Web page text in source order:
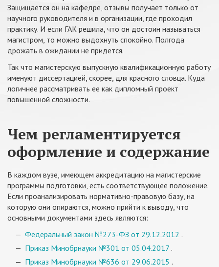
Защищается он на кафедре, отзывы получает только от
научного руководителя и в организации, где проходил
практику. И если ГАК решила, что он достоин называться
магистром, то можно выдохнуть спокойно. Полгода
дрожать в ожидании не придется.
Так что магистерскую выпускную квалификационную работу
именуют диссертацией, скорее, для красного словца. Куда
логичнее рассматривать ее как дипломный проект
повышенной сложности.
Чем регламентируется
оформление и содержание
В каждом вузе, имеющем аккредитацию на магистерские
программы подготовки, есть соответствующее положение.
Если проанализировать нормативно-правовую базу, на
которую они опираются, можно прийти к выводу, что
основными документами здесь являются:
Федеральный закон №273-ФЗ от 29.12.2012 .
Приказ Минобрнауки №301 от 05.04.2017 .
Приказ Минобрнауки №636 от 29.06.2015 .